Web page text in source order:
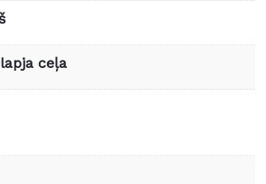
ceļa